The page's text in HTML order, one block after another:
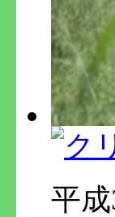
平成